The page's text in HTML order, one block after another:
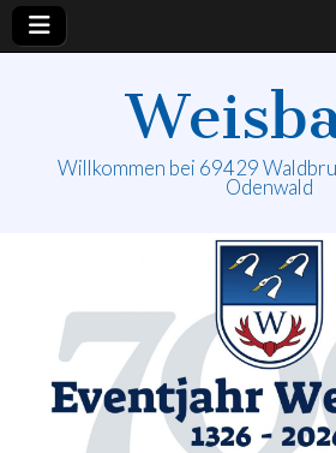
Willkommen bei 69429
Odenwald